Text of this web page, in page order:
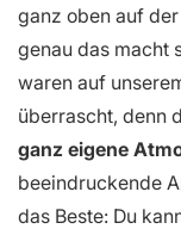
ganz oben auf
genau das macht
waren auf
überrascht, denn
ganz eigene
beeindruckende
das Beste: Du